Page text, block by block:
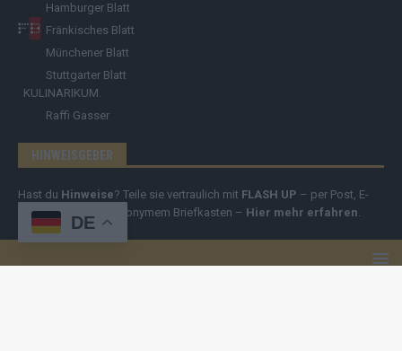
Hamburger Blatt
Fränkisches Blatt
Münchener Blatt
Stuttgarter Blatt
KULINARIKUM.
Raffi Gasser
HINWEISGEBER
Hast du Hinweise? Teile sie vertraulich mit FLASH UP – per Post, E-
Mail, Telefon oder anonymem Briefkasten – Hier mehr erfahren.
DE